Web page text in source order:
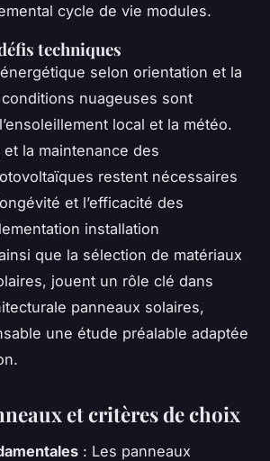
cycle de vie modules.
techniques
selon orientation et la
nuageuses sont
local et la météo.
la maintenance des
restent nécessaires
et l’efficacité des
installation
que la sélection de matériaux
jouent un rôle clé dans
panneaux solaires,
une étude préalable adaptée
et critères de choix
: Les panneaux